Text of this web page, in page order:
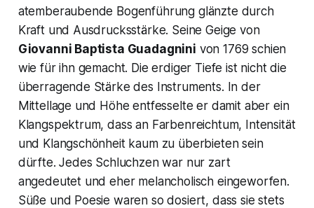
atemberaubende Bogenführung glänzte durch
Kraft und Ausdrucksstärke. Seine Geige von
Giovanni Baptista Guadagnini von 1769 schien
wie für ihn gemacht. Die erdiger Tiefe ist nicht die
überragende Stärke des Instruments. In der
Mittellage und Höhe entfesselte er damit aber ein
Klangspektrum, dass an Farbenreichtum, Intensität
und Klangschönheit kaum zu überbieten sein
dürfte. Jedes Schluchzen war nur zart
angedeutet und eher melancholisch eingeworfen.
Süße und Poesie waren so dosiert, dass sie stets